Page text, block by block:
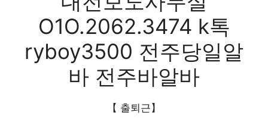
O1O.2062.3474 k톡
ryboy3500 전주당일알
바 전주바알바
【 출퇴근】